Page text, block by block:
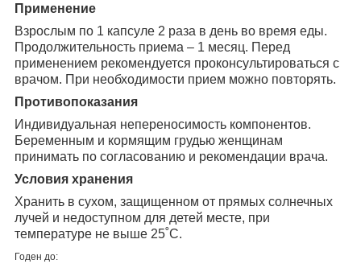
Применение
Взрослым по 1 капсуле 2 раза в день во время еды.
Продолжительность приема – 1 месяц. Перед
применением рекомендуется проконсультироваться с
врачом. При необходимости прием можно повторять.
Противопоказания
Индивидуальная непереносимость компонентов.
Беременным и кормящим грудью женщинам
принимать по согласованию и рекомендации врача.
Условия хранения
Хранить в сухом, защищенном от прямых солнечных
лучей и недоступном для детей месте, при
температуре не выше 25˚С.
Годен до: